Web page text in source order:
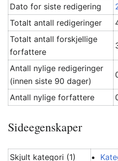
Dato for siste redigering
Totalt antall redigeringer
Totalt antall forskjellige
forfattere
Antall nylige redigeringer
(innen siste 90 dager)
Antall nylige forfattere
Sideegenskaper
Skjult kategori (1)